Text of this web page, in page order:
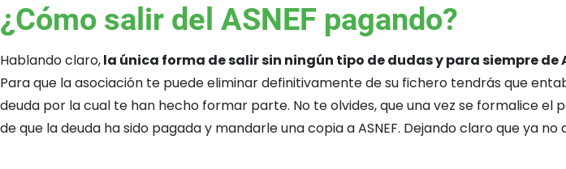
¿Cómo salir del ASNEF pagando?
Hablando claro,la única forma de salir sin ningún tipo de dudas y para siempre de
Para que la asociación te puede eliminar definitivamente de su fichero tendrás que
deuda por la cual te han hecho formar parte. No te olvides, que una vez se formalice
de que la deuda ha sido pagada y mandarle una copia a ASNEF. Dejando claro que ya